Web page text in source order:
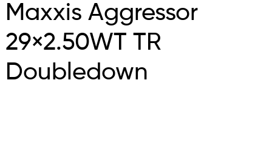
Maxxis Aggressor
29×2.50WT TR
Doubledown